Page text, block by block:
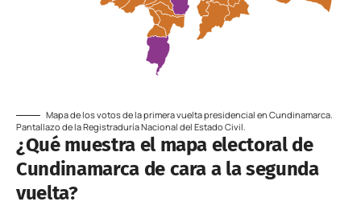
Mapa de los votos de la primera vuelta presidencial en Cundinamarca.
Pantallazo de la Registraduría Nacional del Estado Civil.
¿Qué muestra el mapa electoral de
Cundinamarca de cara a la segunda
vuelta?